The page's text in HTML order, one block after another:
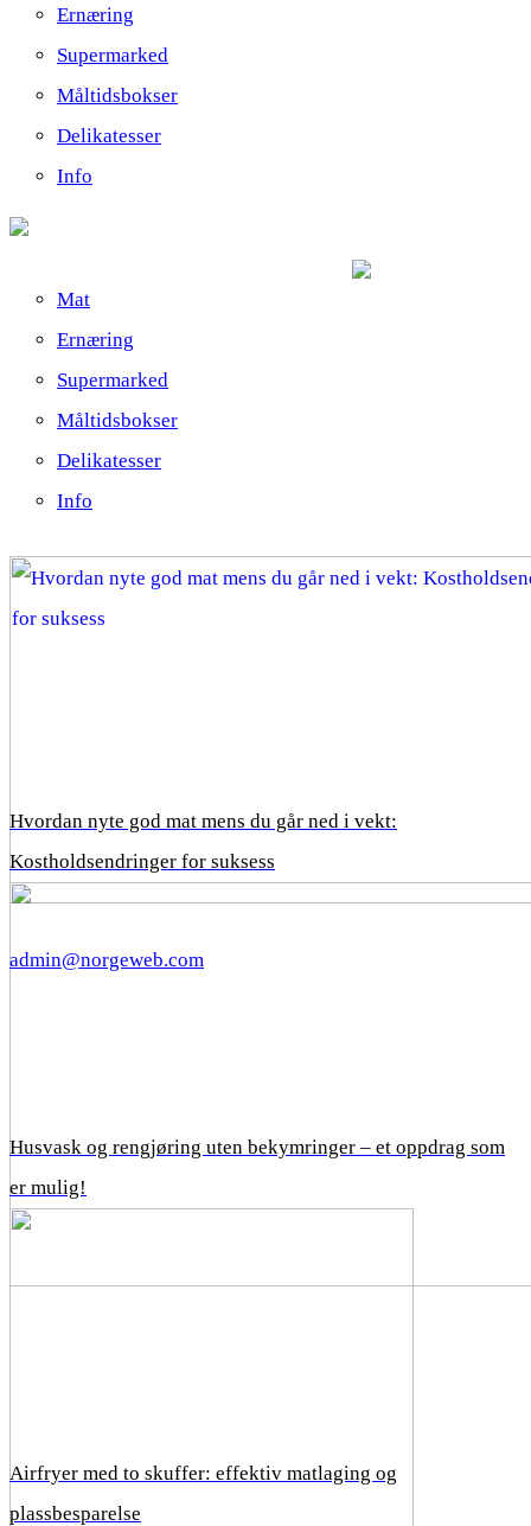
Ernæring
Supermarked
Måltidsbokser
Delikatesser
Info
Mat
Ernæring
Supermarked
Måltidsbokser
Delikatesser
Info
Hvordan nyte god mat mens du går ned i vekt:
Kostholdsendringer for suksess
Husvask og rengjøring uten bekymringer – et oppdrag som
er mulig!
Airfryer med to skuffer: effektiv matlaging og
plassbesparelse
admin@norgeweb.com